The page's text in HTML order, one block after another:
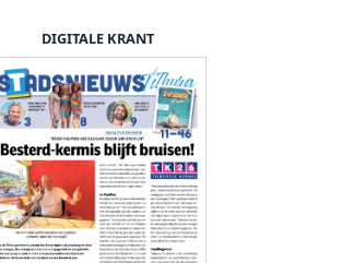
DIGITALE KRANT